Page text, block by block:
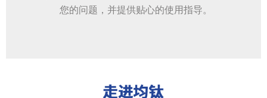
您的问题，并提供贴心的使用指导。